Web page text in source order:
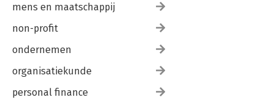
mens en maatschappij
non-profit
ondernemen
organisatiekunde
personal finance